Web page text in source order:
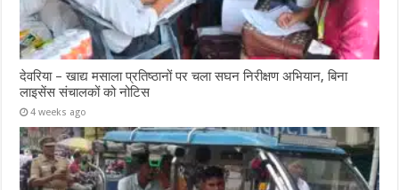
देवरिया – खाद्य मसाला प्रतिष्ठानों पर चला सघन निरीक्षण अभियान, बिना
लाइसेंस संचालकों को नोटिस
4 weeks ago